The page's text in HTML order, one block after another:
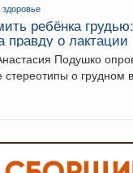
ребёнка
правду о лактации
Подушко
стереотипы о грудном